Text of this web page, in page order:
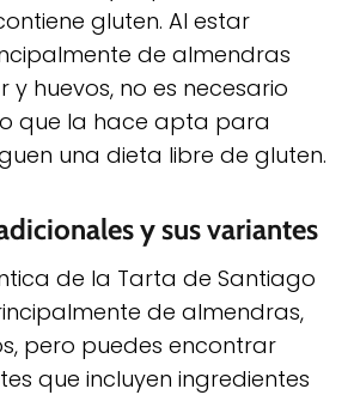
gluten. Al estar
de almendras
y huevos, no es necesario
que la hace apta para
una dieta libre de gluten.
y sus variantes
de la Tarta de Santiago
de almendras,
pero puedes encontrar
que incluyen ingredientes